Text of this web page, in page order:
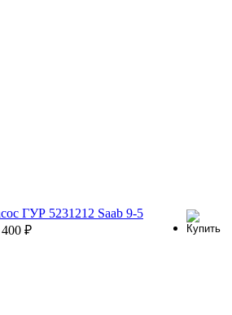
ГУР 5231212 Saab 9-5
₽